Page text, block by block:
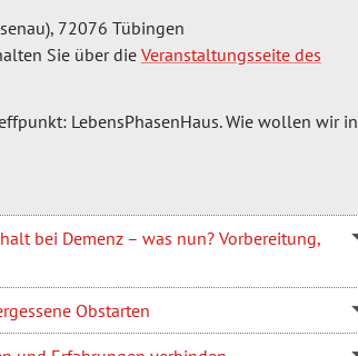
72076 Tübingen
Sie über die Veranstaltungsseite des
LebensPhasenHaus. Wie wollen wir in
bei Demenz – was nun? Vorbereitung,
Obstarten